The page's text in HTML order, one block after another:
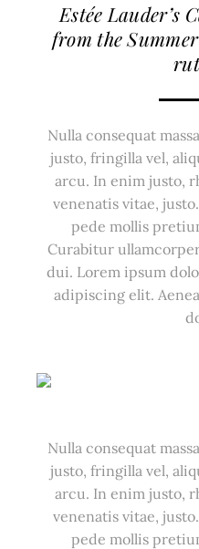
Estée Lauder’s
from the
Nulla consequat
justo, fringilla vel,
arcu. In enim justo,
venenatis vitae,
pede mollis
Curabitur
dui. Lorem ipsum
adipiscing elit.
Nulla consequat
justo, fringilla vel,
arcu. In enim justo,
venenatis vitae,
pede mollis